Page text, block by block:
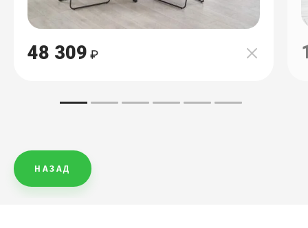
48 309
НАЗАД